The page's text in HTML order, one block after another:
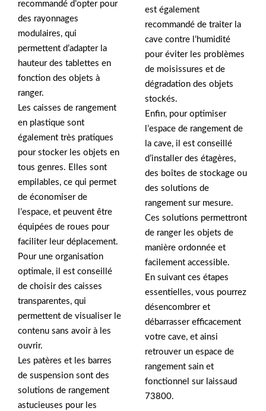
recommandé d’opter pour
des rayonnages
modulaires, qui
permettent d’adapter la
hauteur des tablettes en
fonction des objets à
ranger.
Les caisses de rangement
en plastique sont
également très pratiques
pour stocker les objets en
tous genres. Elles sont
empilables, ce qui permet
de économiser de
l’espace, et peuvent être
équipées de roues pour
faciliter leur déplacement.
Pour une organisation
optimale, il est conseillé
de choisir des caisses
transparentes, qui
permettent de visualiser le
contenu sans avoir à les
ouvrir.
Les patères et les barres
de suspension sont des
solutions de rangement
astucieuses pour les
est également
recommandé de traiter la
cave contre l’humidité
pour éviter les problèmes
de moisissures et de
dégradation des objets
stockés.
Enfin, pour optimiser
l’espace de rangement de
la cave, il est conseillé
d’installer des étagères,
des boîtes de stockage ou
des solutions de
rangement sur mesure.
Ces solutions permettront
de ranger les objets de
manière ordonnée et
facilement accessible.
En suivant ces étapes
essentielles, vous pourrez
désencombrer et
débarrasser efficacement
votre cave, et ainsi
retrouver un espace de
rangement sain et
fonctionnel sur laissaud
73800.